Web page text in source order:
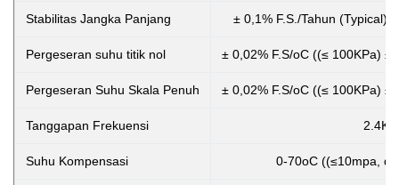
Stabilitas Jangka Panjang ± 0,1% F.S./Tahun (Typical)
Pergeseran suhu titik nol ± 0,02% F.S/oC ((≤ 100KPa) ±
Pergeseran Suhu Skala Penuh ± 0,02% F.S/oC ((≤ 100KPa) ±
Tanggapan Frekuensi
Suhu Kompensasi 0-70oC ((≤10mpa,